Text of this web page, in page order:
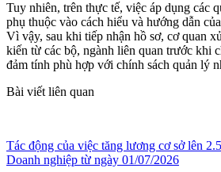
Tuy nhiên, trên thực tế, việc áp dụng các
phụ thuộc vào cách hiểu và hướng dẫn
Vì vậy, sau khi tiếp nhận hồ sơ, cơ quan
kiến từ các bộ, ngành liên quan trước khi
đảm tính phù hợp với chính sách quản lý
Bài viết liên quan
Tác động của việc tăng lương cơ sở lên
Doanh nghiệp từ ngày 01/07/2026